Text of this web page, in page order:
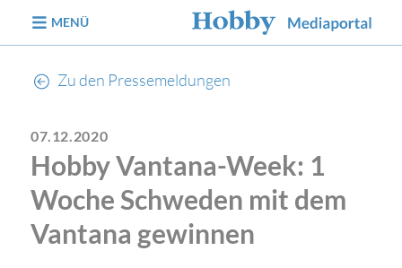
MENÜ
Zu den Pressemeldungen
07.12.2020
Hobby Vantana-Week: 1
Woche Schweden mit dem
Vantana gewinnen